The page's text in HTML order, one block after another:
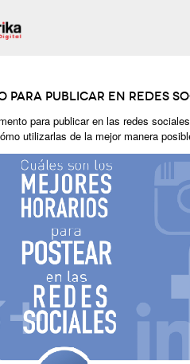
para publicar en Redes
para publicar en las redes
utilizarlas de la mejor manera